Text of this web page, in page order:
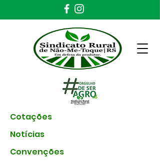
Cotações
Notícias
Convenções